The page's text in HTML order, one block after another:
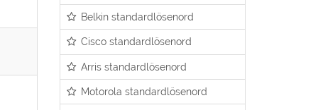
Belkin standardlösenord
Cisco standardlösenord
Arris standardlösenord
Motorola standardlösenord